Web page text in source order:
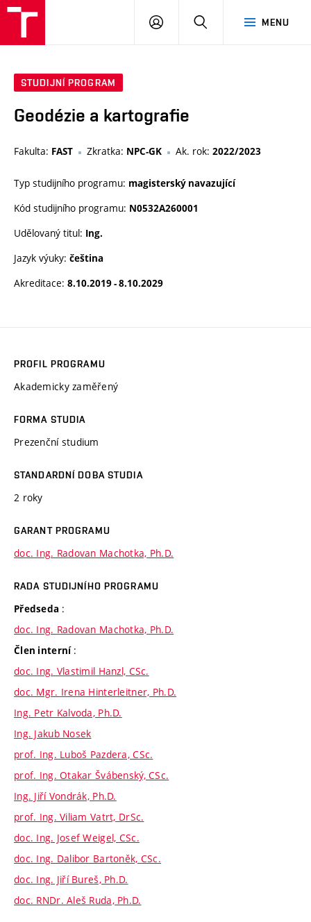
MENU
PŘIHLÁSIT
STUDIJNÍ PROGRAM
Geodézie a kartografie
Fakulta: FAST Zkratka: NPC-GK Ak. rok: 2022/2023
Typ studijního programu: magisterský navazující
Kód studijního programu: N0532A260001
Udělovaný titul: Ing.
Jazyk výuky: čeština
Akreditace: 8.10.2019 - 8.10.2029
PROFIL PROGRAMU
Akademicky zaměřený
FORMA STUDIA
Prezenční studium
STANDARDNÍ DOBA STUDIA
2 roky
GARANT PROGRAMU
doc. Ing. Radovan Machotka, Ph.D.
RADA STUDIJNÍHO PROGRAMU
Předseda :
doc. Ing. Radovan Machotka, Ph.D.
Člen interní :
doc. Ing. Vlastimil Hanzl, CSc.
doc. Mgr. Irena Hinterleitner, Ph.D.
Ing. Petr Kalvoda, Ph.D.
Ing. Jakub Nosek
prof. Ing. Luboš Pazdera, CSc.
prof. Ing. Otakar Švábenský, CSc.
Ing. Jiří Vondrák, Ph.D.
prof. Ing. Viliam Vatrt, DrSc.
doc. Ing. Josef Weigel, CSc.
doc. Ing. Dalibor Bartoněk, CSc.
doc. Ing. Jiří Bureš, Ph.D.
doc. RNDr. Aleš Ruda, Ph.D.